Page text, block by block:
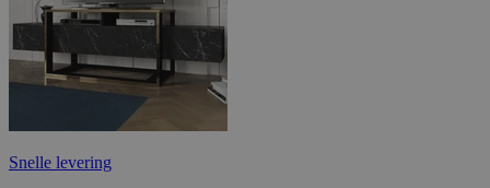
Snelle levering